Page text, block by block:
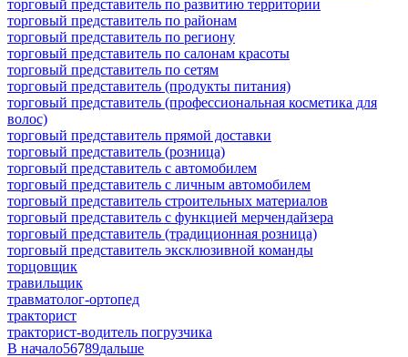
торговый представитель по развитию территории
торговый представитель по районам
торговый представитель по региону
торговый представитель по салонам красоты
торговый представитель по сетям
торговый представитель (продукты питания)
торговый представитель (профессиональная косметика для
волос)
торговый представитель прямой доставки
торговый представитель (розница)
торговый представитель с автомобилем
торговый представитель с личным автомобилем
торговый представитель строительных материалов
торговый представитель с функцией мерчендайзера
торговый представитель (традиционная розница)
торговый представитель эксклюзивной команды
торцовщик
травильщик
травматолог-ортопед
тракторист
тракторист-водитель погрузчика
В начало56789дальше